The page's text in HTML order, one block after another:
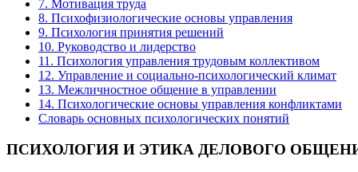
7. Мотивация труда
8. Психофизиологические основы управления
9. Психология принятия решений
10. Руководство и лидерство
11. Психология управления трудовым коллективом
12. Управление и социально-психологический климат
13. Межличностное общение в управлении
14. Психологические основы управления конфликтами
Словарь основных психологических понятий
ПСИХОЛОГИЯ И ЭТИКА ДЕЛОВОГО